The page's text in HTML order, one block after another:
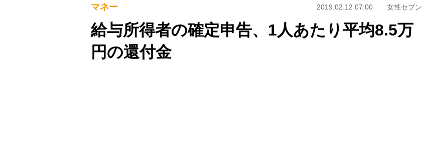
マネー 2019.02.12 07:00 女性セブン
給与所得者の確定申告、1人あたり平均8.5万
円の還付金